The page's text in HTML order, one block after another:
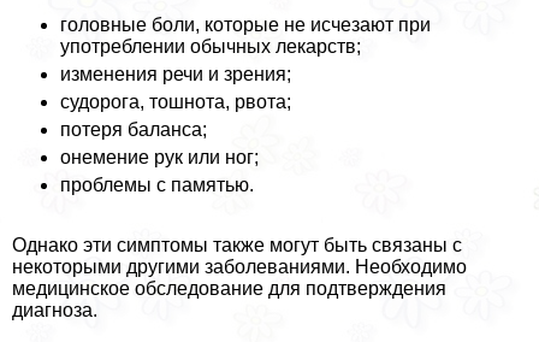
головные боли, которые не исчезают при
употрeблении обычных лекарств;
изменения речи и зрения;
судорога, тошнота, рвота;
потеря баланса;
онемение рук или ног;
проблемы с памятью.
Однако эти симптомы также могут быть связаны с
некоторыми другими заболеваниями. Необходимо
медицинское обследование для подтверждения
диагноза.